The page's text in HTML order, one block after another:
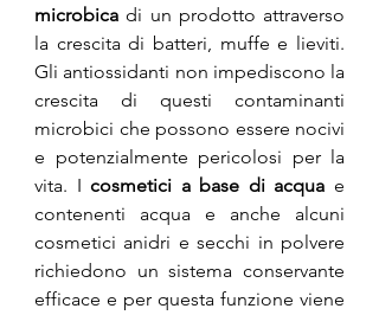
microbica di un prodotto attraverso
la crescita di batteri, muffe e lieviti.
Gli antiossidanti non impediscono la
crescita di questi contaminanti
microbici che possono essere nocivi
e potenzialmente pericolosi per la
vita. I cosmetici a base di acqua e
contenenti acqua e anche alcuni
cosmetici anidri e secchi in polvere
richiedono un sistema conservante
efficace e per questa funzione viene